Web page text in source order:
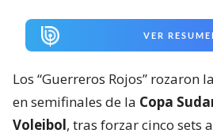
VER
Los “Guerreros Rojos” rozaron
en semifinales de la Copa
Voleibol, tras forzar cinco sets